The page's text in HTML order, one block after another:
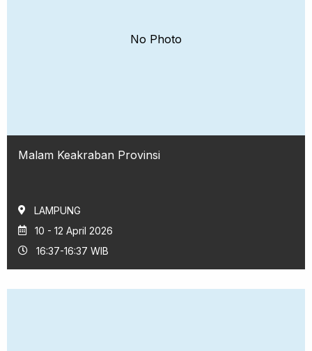
No Photo
Malam Keakraban Provinsi
LAMPUNG
10 - 12 April 2026
16:37-16:37 WIB